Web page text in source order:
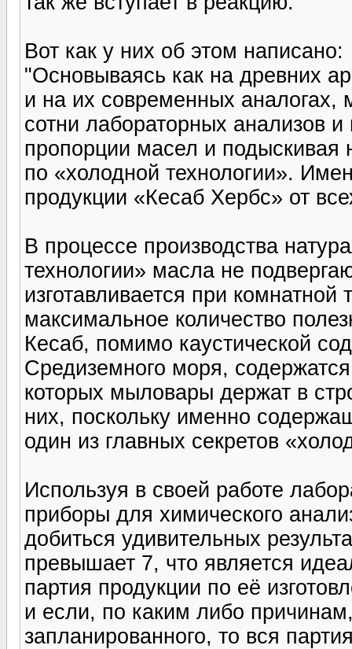
Вот как у них об этом написано:
"Основываясь как на древних
и на их современных
сотни лабораторных анализов
пропорции масел и подыскивая
по «холодной технологии».
продукции «Кесаб Хербс» от
В процессе производства
технологии» масла не
изготавливается при комнатной
максимальное количество
Кесаб, помимо каустической
Средиземного моря,
которых мыловары держат в
них, поскольку именно
один из главных секретов
Используя в своей работе
приборы для химического
добиться удивительных
превышает 7, что является
партия продукции по её
и если, по каким либо причинам,
запланированного, то вся